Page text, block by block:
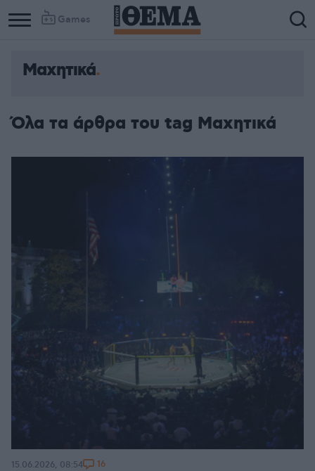
Games
Μαχητικά
Όλα τα άρθρα του tag Μαχητικά
15.06.2026, 08:54 16